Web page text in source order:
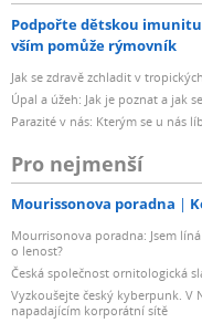
Podpořte dětskou imunitu
vším pomůže rýmovník
Jak se zdravě zchladit v
Úpal a úžeh: Jak je poznat a jak
Parazité v nás: Kterým se u nás
Pro nejmenší
Mourissonova poradna
Mourrisonova poradna: Jsem
o lenost?
Česká společnost ornitologická
Vyzkoušejte český kyberpunk. V
napadajícím korporátní sítě